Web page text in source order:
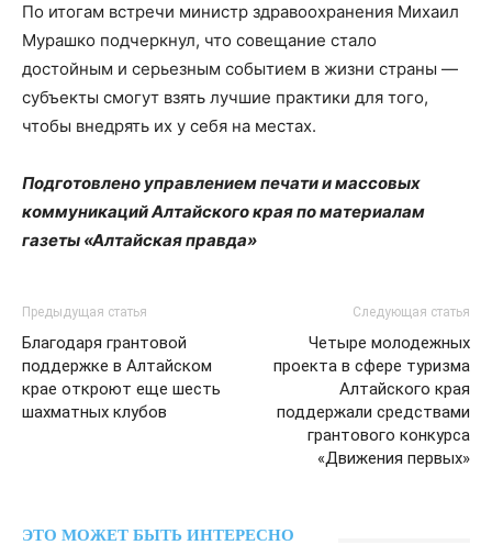
По итогам встречи министр здравоохранения Михаил
Мурашко подчеркнул, что совещание стало
достойным и серьезным событием в жизни страны —
субъекты смогут взять лучшие практики для того,
чтобы внедрять их у себя на местах.
Подготовлено управлением печати и массовых
коммуникаций Алтайского края по материалам
газеты «Алтайская правда»
Предыдущая статья
Благодаря грантовой
поддержке в Алтайском
крае откроют еще шесть
шахматных клубов
Следующая статья
Четыре молодежных
проекта в сфере туризма
Алтайского края
поддержали средствами
грантового конкурса
«Движения первых»
ЭТО МОЖЕТ БЫТЬ ИНТЕРЕСНО